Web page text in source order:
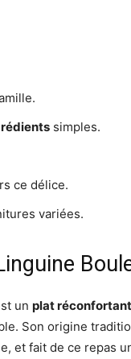
simples.
ce délice.
variées.
un plat réconfortant
Son origine
et fait de ce repas